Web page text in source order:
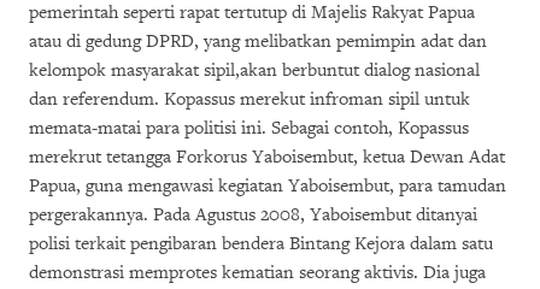
pemerintah seperti rapat tertutup di Majelis Rakyat Papua
atau di gedung DPRD, yang melibatkan pemimpin adat dan
kelompok masyarakat sipil,akan berbuntut dialog nasional
dan referendum. Kopassus merekut infroman sipil untuk
memata-matai para politisi ini. Sebagai contoh, Kopassus
merekrut tetangga Forkorus Yaboisembut, ketua Dewan Adat
Papua, guna mengawasi kegiatan Yaboisembut, para tamudan
pergerakannya. Pada Agustus 2008, Yaboisembut ditanyai
polisi terkait pengibaran bendera Bintang Kejora dalam satu
demonstrasi memprotes kematian seorang aktivis. Dia juga